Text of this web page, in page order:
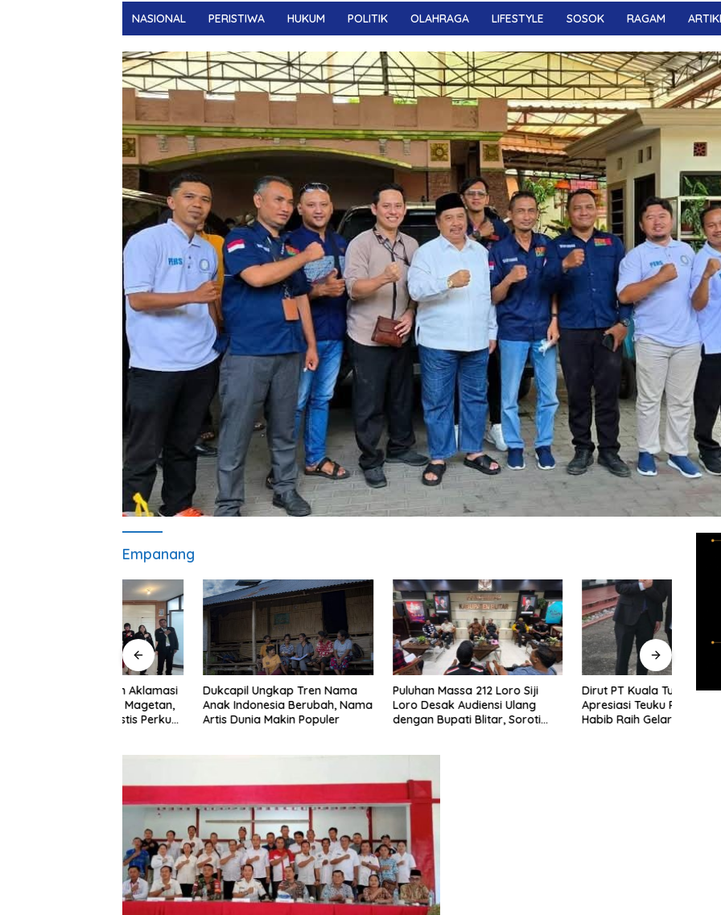
NASIONAL PERISTIWA HUKUM POLITIK OLAHRAGA LIFESTYLE SOSOK RAGAM
Empanang
Dukcapil Ungkap Tren Nama
Anak Indonesia Berubah, Nama
Artis Dunia Makin Populer
Puluhan Massa 212 Loro Siji
Loro Desak Audiensi Ulang
dengan Bupati Blitar, Soroti
Dirut PT Kuala Tuha Sejati
Apresiasi Teuku Raja Yordan
Habib Raih Gelar Magister
INTI